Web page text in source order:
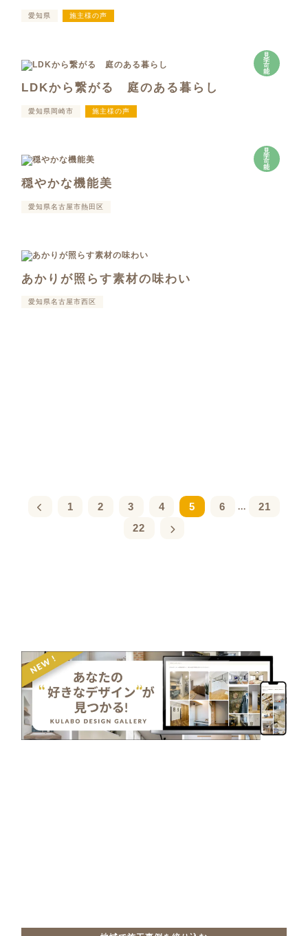
愛知県 施主様の声
見
学
可
能
LDKから繋がる 庭のある暮らし
愛知県岡崎市 施主様の声
見
学
可
能
穏やかな機能美
愛知県名古屋市熱田区
あかりが照らす素材の味わい
愛知県名古屋市西区
1 2 3 4 5 6 ...
21
22